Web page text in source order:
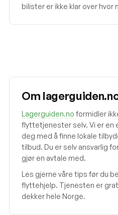
bilister er ikke klar over hvor
Om
Lagerguiden.no formidler
flyttetjenester selv. Vi er en
deg med å finne lokale
tilbud. Du er selv ansvarlig
gjør en avtale med.
Les gjerne våre tips før du
flyttehjelp. Tjenesten er
dekker hele Norge.